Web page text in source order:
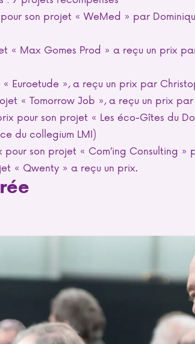
son projet « WeMed » par
« Max Gomes Prod » a reçu un prix
Euroetude », a reçu un prix par
« Tomorrow Job », a reçu un prix par
pour son projet « Les éco-Gîtes du
du collegium LMI)
son projet « Com’ing Consulting »
« Qwenty » a reçu un prix.